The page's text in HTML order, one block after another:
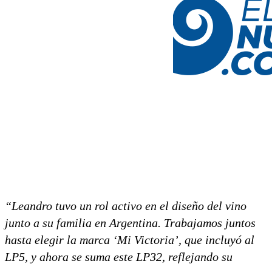
“Leandro tuvo un rol activo en el diseño del vino
junto a su familia en Argentina. Trabajamos juntos
hasta elegir la marca ‘Mi Victoria’, que incluyó al
LP5, y ahora se suma este LP32, reflejando su